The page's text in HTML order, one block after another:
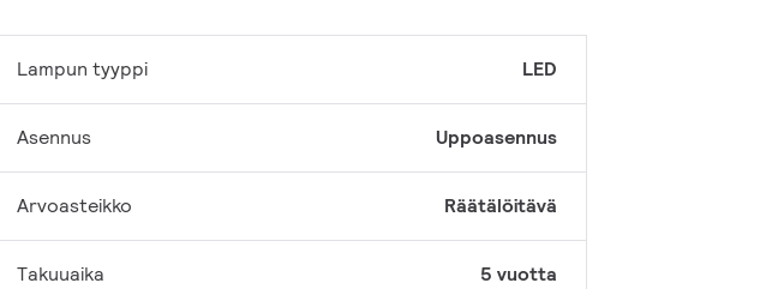
Lampun tyyppi LED
Asennus Uppoasennus
Arvoasteikko Räätälöitävä
Takuuaika 5 vuotta